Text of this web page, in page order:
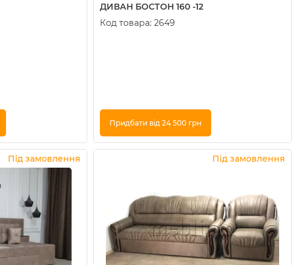
ДИВАН БОСТОН 160 -12
Код товара: 2649
Придбати від 24 500 грн
Купити в 1 клік
Під замовлення Під замовлення